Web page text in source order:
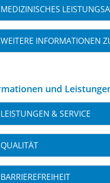
MEDIZINISCHES
WEITERE INFORMATIONEN
und
LEISTUNGEN & SERVICE
QUALITÄT
BARRIEREFREIHEIT